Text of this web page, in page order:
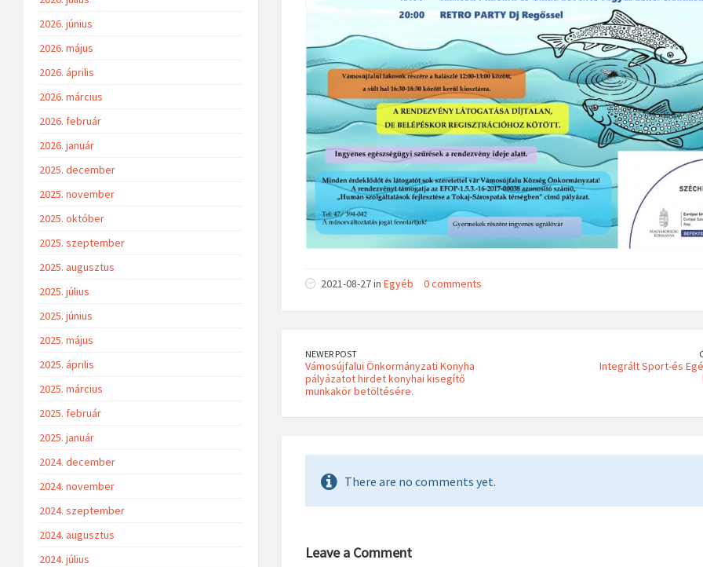
2021-08-27 in Egyéb 0 comments
NEWER POST
Vámosújfalui Önkormányzati Konyha
pályázatot hirdet konyhai kisegítő
munkakör betöltésére.
Integrált Sport-és
There are no comments yet.
Leave a Comment
2026. június
2026. május
2026. április
2026. március
2026. február
2026. január
2025. december
2025. november
2025. október
2025. szeptember
2025. augusztus
2025. július
2025. június
2025. május
2025. április
2025. március
2025. február
2025. január
2024. december
2024. november
2024. szeptember
2024. augusztus
2024. július